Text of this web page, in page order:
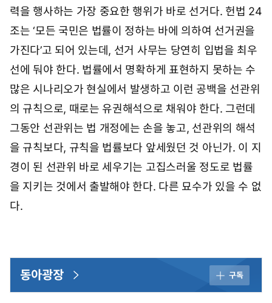
력을 행사하는 가장 중요한 행위가 바로 선거다. 헌법 24
조는 ‘모든 국민은 법률이 정하는 바에 의하여 선거권을
가진다’고 되어 있는데, 선거 사무는 당연히 입법을 최우
선에 둬야 한다. 법률에서 명확하게 표현하지 못하는 수
많은 시나리오가 현실에서 발생하고 이런 공백을 선관위
의 규칙으로, 때로는 유권해석으로 채워야 한다. 그런데
그동안 선관위는 법 개정에는 손을 놓고, 선관위의 해석
을 규칙보다, 규칙을 법률보다 앞세웠던 것 아닌가. 이 지
경이 된 선관위 바로 세우기는 고집스러울 정도로 법률
을 지키는 것에서 출발해야 한다. 다른 묘수가 있을 수 없
다.
동아광장 구독